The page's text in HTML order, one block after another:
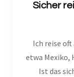
Sicher
Ich reise oft
etwa Mexiko,
Ist das